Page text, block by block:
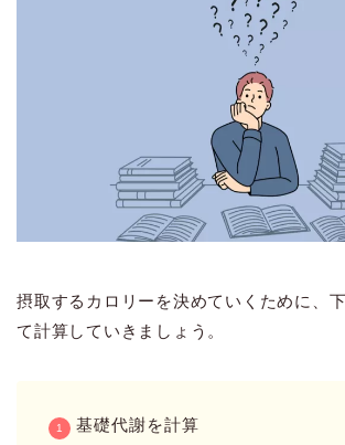
摂取するカロリーを決めていくために、
て計算していきましょう。
基礎代謝を計算